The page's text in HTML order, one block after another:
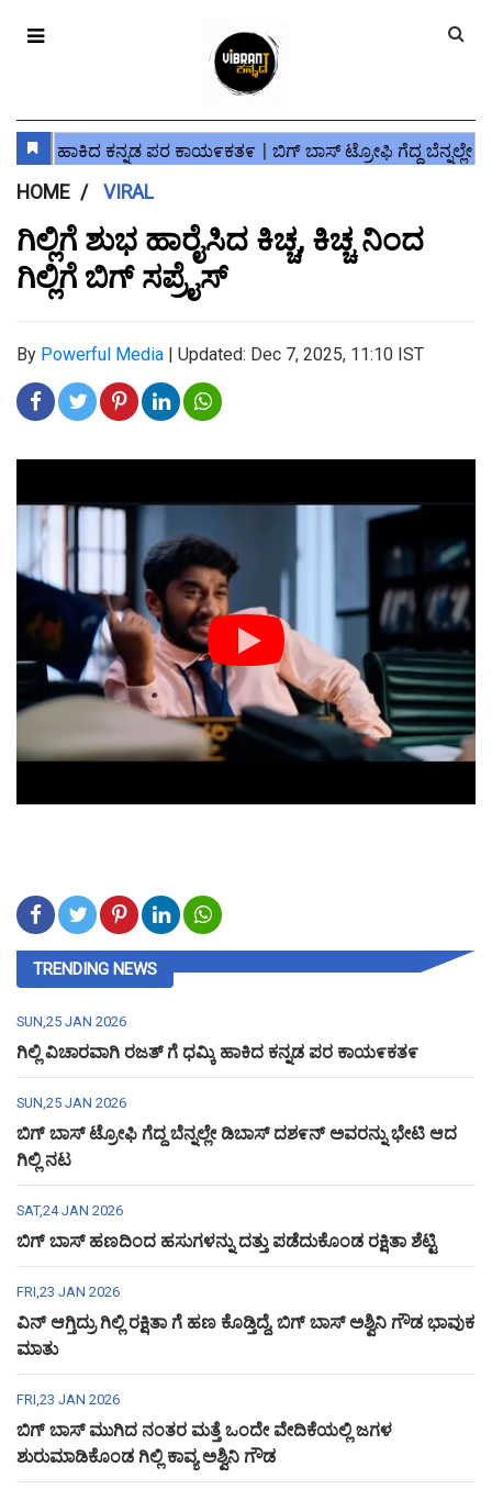
HOME VIRAL
ಗಿಲ್ಲಿಗೆ ಶುಭ ಹಾರೈಸಿದ ಕಿಚ್ಚ, ಕಿಚ್ಚ ನಿಂದ
ಗಿಲ್ಲಿಗೆ ಬಿಗ್ ಸಪ್ರೈಸ್
By Powerful Media | Updated: Dec 7, 2025, 11:10 IST
TRENDING NEWS
SUN,25 JAN 2026
ಗಿಲ್ಲಿ ವಿಚಾರವಾಗಿ ರಜತ್ ಗೆ ಧಮ್ಕಿ ಹಾಕಿದ ಕನ್ನಡ ಪರ ಕಾಯ೯ಕತ೯
SUN,25 JAN 2026
ಬಿಗ್ ಬಾಸ್ ಟ್ರೋಫಿ ಗೆದ್ದ ಬೆನ್ನಲ್ಲೇ ಡಿಬಾಸ್ ದಶ೯ನ್ ಅವರನ್ನು ಭೇಟಿ ಆದ
ಗಿಲ್ಲಿ ನಟ
SAT,24 JAN 2026
ಬಿಗ್ ಬಾಸ್ ಹಣದಿಂದ ಹಸುಗಳನ್ನು ದತ್ತು ಪಡೆದುಕೊಂಡ ರಕ್ಷಿತಾ ಶೆಟ್ಟಿ
FRI,23 JAN 2026
ವಿನ್ ಆಗ್ತಿದ್ರು ಗಿಲ್ಲಿ ರಕ್ಷಿತಾ ಗೆ ಹಣ ಕೊಡ್ತಿದ್ದೆ, ಬಿಗ್ ಬಾಸ್ ಅಶ್ವಿನಿ ಗೌಡ ಭಾವುಕ
ಮಾತು
FRI,23 JAN 2026
ಬಿಗ್ ಬಾಸ್ ಮುಗಿದ ನಂತರ ಮತ್ತೆ ಒಂದೇ ವೇದಿಕೆಯಲ್ಲಿ ಜಗಳ
ಶುರುಮಾಡಿಕೊಂಡ ಗಿಲ್ಲಿ ಕಾವ್ಯ ಅಶ್ವಿನಿ ಗೌಡ